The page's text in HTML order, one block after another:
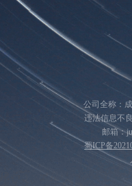
公司全称：
违法信息不
邮箱：
蜀ICP备